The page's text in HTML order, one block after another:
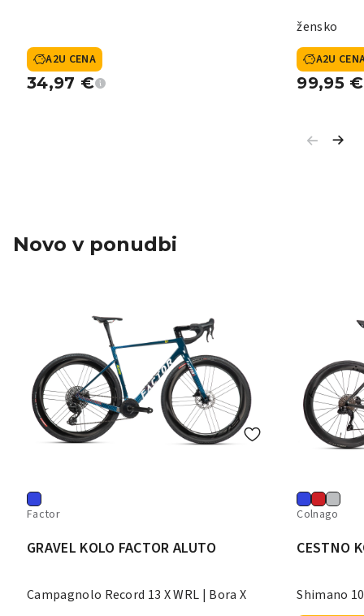
A2U CENA
34,97 €
žensko
A2U
99,95 €
Novo v ponudbi
Factor
GRAVEL KOLO FACTOR ALUTO
Campagnolo Record 13 X WRL | Bora X
Colnago
CESTNO
Shimano